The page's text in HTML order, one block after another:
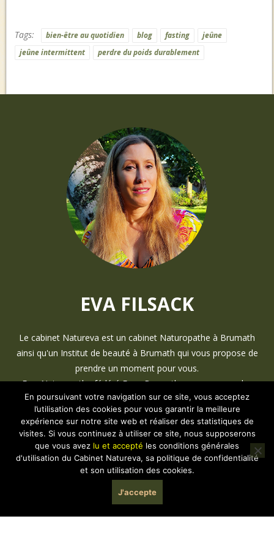
Tags: bien-être au quotidien blog fasting
jeûne
jeûne intermittent
perdre du poids durablement
EVA FILSACK
Le cabinet Natureva est un cabinet Naturopathe à Brumath
ainsi qu'un Institut de beauté à Brumath qui vous propose de
prendre un moment pour vous.
Eva, Naturopathe fédéré Fena Brumath vous propose des
services sur mesure parmi les suivants :
Épilation - Amincissement - Perte de poids - Esthétique -
Beaute naturelle - Slow Cosmétique - Minceur
Eva, vous propose également des idées bon cadeau à
Brumath autour de la naturopathie et du bien être.
Le cabinet vous propose également des soins endermologie :
Cellu m6 par LPG.
En poursuivant votre navigation sur ce site, vous acceptez
l’utilisation des cookies pour vous garantir la meilleure
expérience sur notre site web et réaliser des statistiques de
visites. Si vous continuez à utiliser ce site, nous supposerons
que vous avez lu et accepté les conditions générales
d'utilisation du Cabinet Natureva, sa politique de confidentialité
et son utilisation des cookies.
J'accepte